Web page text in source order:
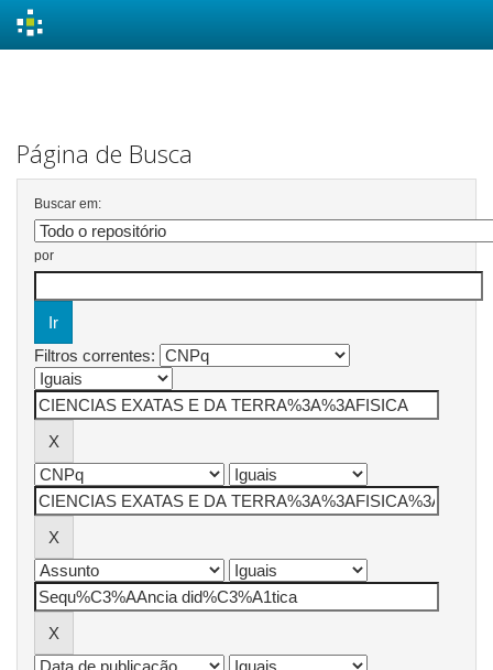
Página de Busca
Buscar em:
por
Filtros correntes: